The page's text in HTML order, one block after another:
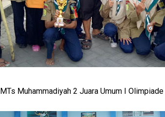
MTs Muhammadiyah 2 Juara Umum I